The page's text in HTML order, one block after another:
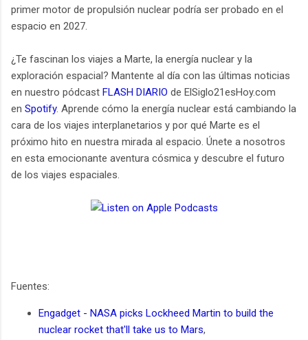
primer motor de propulsión nuclear podría ser probado en el
espacio en 2027.
¿Te fascinan los viajes a Marte, la energía nuclear y la
exploración espacial? Mantente al día con las últimas noticias
en nuestro pódcast FLASH DIARIO de ElSiglo21esHoy.com
en Spotify. Aprende cómo la energía nuclear está cambiando la
cara de los viajes interplanetarios y por qué Marte es el
próximo hito en nuestra mirada al espacio. Únete a nosotros
en esta emocionante aventura cósmica y descubre el futuro
de los viajes espaciales.
Fuentes:
Engadget - NASA picks Lockheed Martin to build the
nuclear rocket that'll take us to Mars,